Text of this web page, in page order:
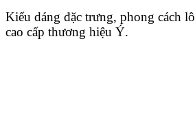
Kiểu dáng đặc trưng, phong cách
cao cấp thương hiệu Ý.